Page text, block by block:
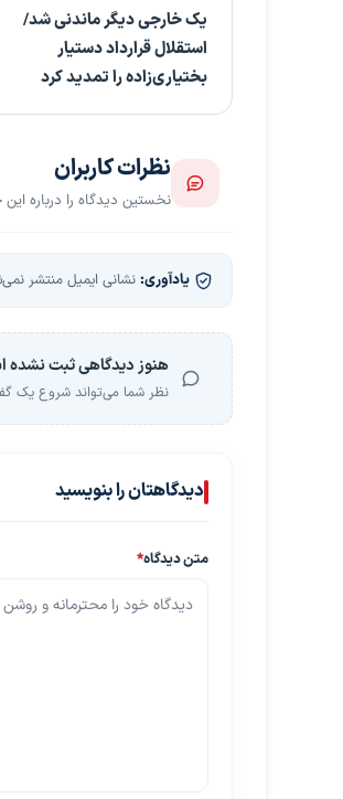
یک خارجی دیگر ماندنی شد/
استقلال قرارداد دستیار
بختیاری‌زاده را تمدید کرد
نظرات کاربران
نخستین دیدگاه را درباره
یادآوری: نشانی ایمیل منتشر
هنوز دیدگاهی ثبت
نظر شما می‌تواند شروع یک
دیدگاهتان را بنویسید
متن دیدگاه*